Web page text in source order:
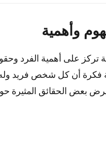
وأهمية
تركز على أهمية الفرد
فكرة أن كل شخص فريد
بعض الحقائق المثيرة